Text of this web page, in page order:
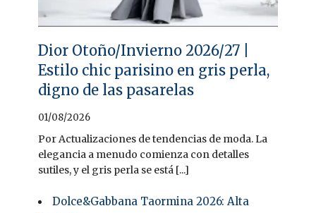
Dior Otoño/Invierno 2026/27 |
Estilo chic parisino en gris perla,
digno de las pasarelas
01/08/2026
Por Actualizaciones de tendencias de moda. La
elegancia a menudo comienza con detalles
sutiles, y el gris perla se está [...]
Dolce&Gabbana Taormina 2026: Alta